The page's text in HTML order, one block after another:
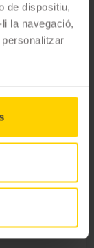
de dispositiu,
la navegació,
9%
2%
0